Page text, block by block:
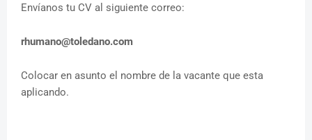
Envíanos tu CV al siguiente correo:
rhumano@toledano.com
Colocar en asunto el nombre de la vacante que esta
aplicando.